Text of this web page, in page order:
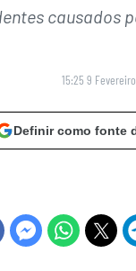
causados
15:25 9
Definir como fonte